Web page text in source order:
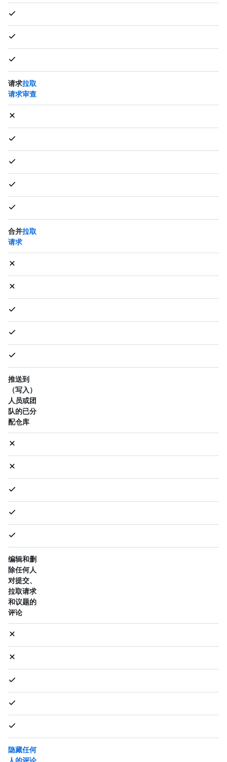
请求拉取
请求审查
合并拉取
请求
推送到
（写入）
人员或团
队的已分
配仓库
编辑和删
除任何人
对提交、
拉取请求
和议题的
评论
隐藏任何